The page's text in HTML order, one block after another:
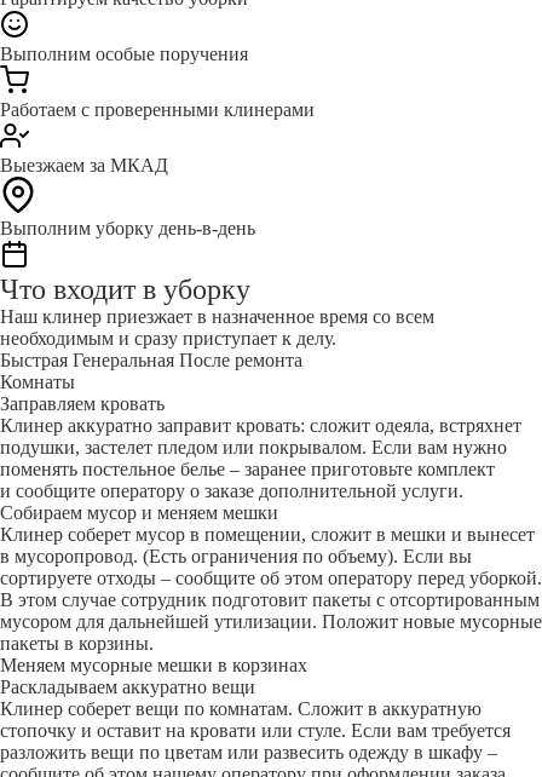
Выполним особые поручения
Работаем с проверенными клинерами
Выезжаем за МКАД
Выполним уборку день-в-день
Что входит в уборку
Наш клинер приезжает в назначенное время со всем
необходимым и сразу приступает к делу.
Быстрая Генеральная После ремонта
Комнаты
Заправляем кровать
Клинер аккуратно заправит кровать: сложит одеяла, встряхнет
подушки, застелет пледом или покрывалом. Если вам нужно
поменять постельное белье – заранее приготовьте комплект
и сообщите оператору о заказе дополнительной услуги.
Собираем мусор и меняем мешки
Клинер соберет мусор в помещении, сложит в мешки и вынесет
в мусоропровод. (Есть ограничения по объему). Если вы
сортируете отходы – сообщите об этом оператору перед уборкой.
В этом случае сотрудник подготовит пакеты с отсортированным
мусором для дальнейшей утилизации. Положит новые мусорные
пакеты в корзины.
Меняем мусорные мешки в корзинах
Раскладываем аккуратно вещи
Клинер соберет вещи по комнатам. Сложит в аккуратную
стопочку и оставит на кровати или стуле. Если вам требуется
разложить вещи по цветам или развесить одежду в шкафу –